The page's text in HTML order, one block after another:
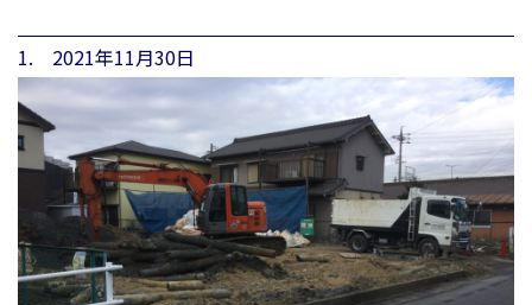
1. 2021年11月30日